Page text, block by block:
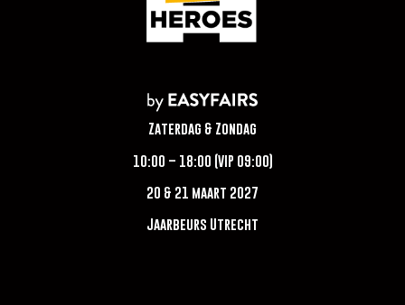
Zaterdag & Zondag
10:00 – 18:00 (VIP 09:00)
20 & 21 maart 2027
Jaarbeurs Utrecht